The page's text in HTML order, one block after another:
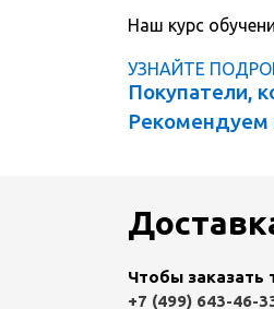
Наш курс
УЗНАЙТЕ
Покупатели,
Рекомендуем
Чтобы заказать
+7 (499) 643-46-